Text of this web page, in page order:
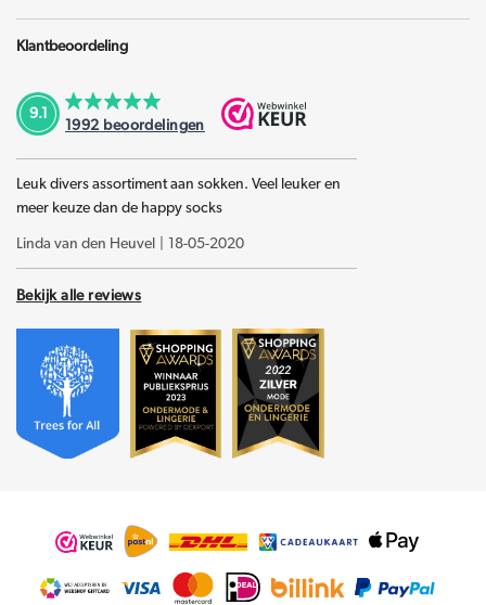
Klantbeoordeling
9.1
1992 beoordelingen
Leuk divers assortiment aan sokken. Veel leuker en
meer keuze dan de happy socks
Linda van den Heuvel 18-05-2020
Bekijk alle reviews